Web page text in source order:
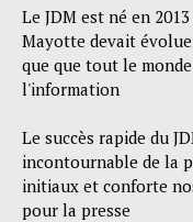
Le JDM est né en
Mayotte devait
que que tout le
l'information
Le succès rapide du
incontournable de la
initiaux et conforte
pour la presse